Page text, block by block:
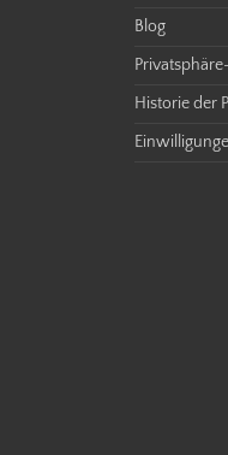
Blog
Historie der